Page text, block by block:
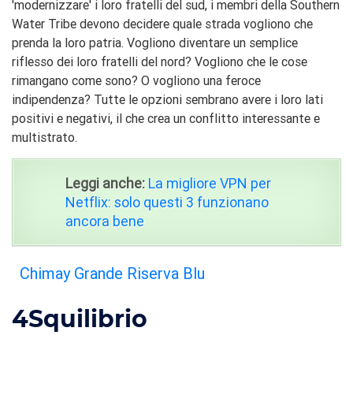
'modernizzare' i loro fratelli del sud, i membri della Southern
Water Tribe devono decidere quale strada vogliono che
prenda la loro patria. Vogliono diventare un semplice
riflesso dei loro fratelli del nord? Vogliono che le cose
rimangano come sono? O vogliono una feroce
indipendenza? Tutte le opzioni sembrano avere i loro lati
positivi e negativi, il che crea un conflitto interessante e
multistrato.
Leggi anche: La migliore VPN per
Netflix: solo questi 3 funzionano
ancora bene
Chimay Grande Riserva Blu
4Squilibrio